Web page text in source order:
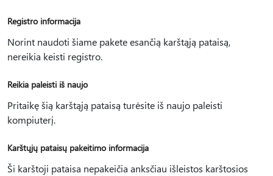
Registro informacija
Norint naudoti šiame pakete esančią karštąją pataisą,
nereikia keisti registro.
Reikia paleisti iš naujo
Pritaikę šią karštąją pataisą turėsite iš naujo paleisti
kompiuterį.
Karštųjų pataisų pakeitimo informacija
Ši karštoji pataisa nepakeičia anksčiau išleistos karštosios